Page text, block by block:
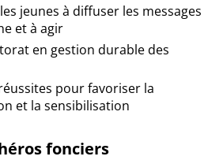
jeunes à diffuser les messages
et à agir
en gestion durable des
pour favoriser la
et la sensibilisation
fonciers